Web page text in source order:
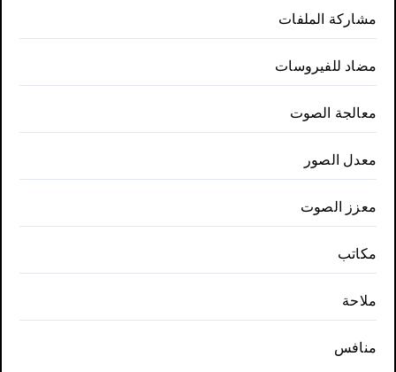
مشاركة الملفات
مضاد للفيروسات
معالجة الصوت
معدل الصور
معزز الصوت
مكاتب
ملاحة
منافس